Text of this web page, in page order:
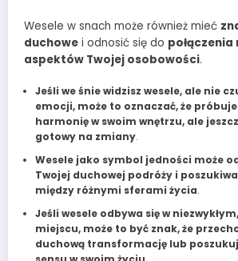
Wesele w snach może również mieć
duchowe i odnosić się do połączenia
aspektów Twojej osobowości.
Jeśli we śnie widzisz wesele, ale nie
emocji, może to oznaczać, że
harmonię w swoim wnętrzu, ale
gotowy na zmiany.
Wesele jako symbol jedności może
Twojej duchowej podróży i
między różnymi sferami życia.
Jeśli wesele odbywa się w
miejscu, może to być znak, że
duchową transformację lub